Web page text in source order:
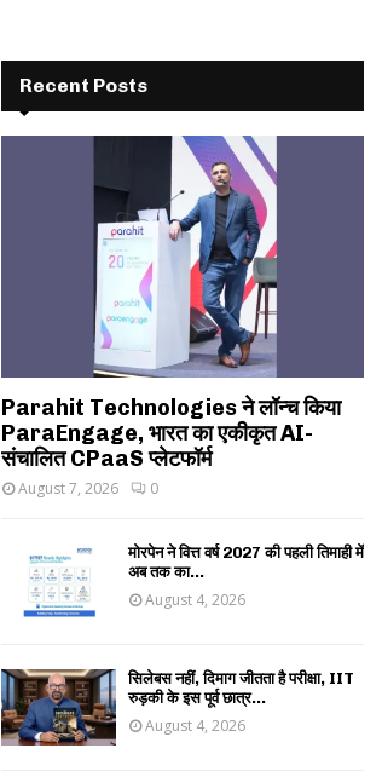
Recent Posts
Parahit Technologies ने लॉन्च किया
ParaEngage, भारत का एकीकृत AI-
संचालित CPaaS प्लेटफॉर्म
August 7, 2026 0
मोरपेन ने वित्त वर्ष 2027 की पहली तिमाही में
अब तक का...
August 4, 2026
सिलेबस नहीं, दिमाग जीतता है परीक्षा, IIT
रुड़की के इस पूर्व छात्र...
August 4, 2026